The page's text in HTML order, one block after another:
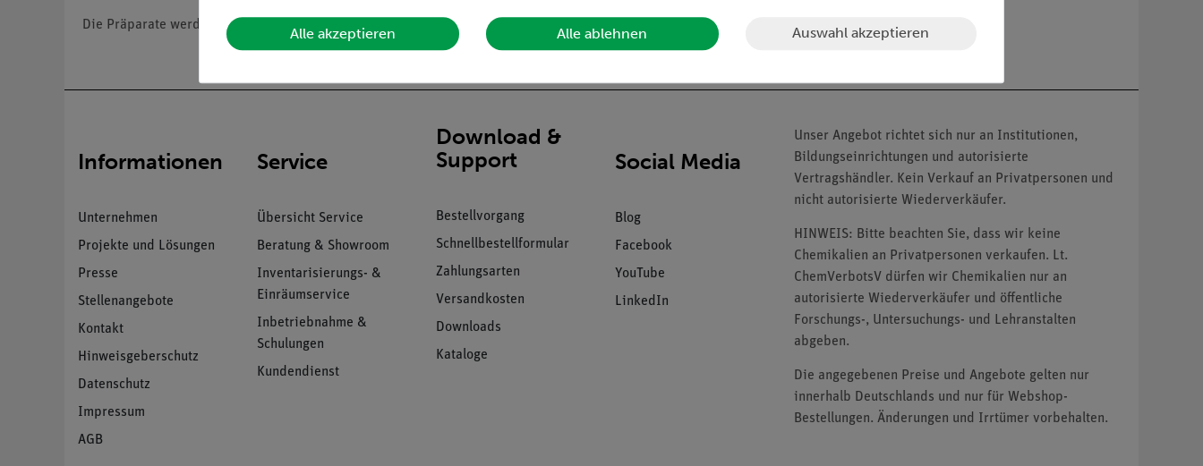
Die Präparate werden in einem Präparatekasten geliefert.
Informationen
Unternehmen
Projekte und Lösungen
Presse
Stellenangebote
Kontakt
Hinweisgeberschutz
Datenschutz
Impressum
AGB
Service
Übersicht Service
Beratung & Showroom
Inventarisierungs- &
Einräumservice
Inbetriebnahme &
Schulungen
Kundendienst
Download &
Support
Bestellvorgang
Schnellbestellformular
Zahlungsarten
Versandkosten
Downloads
Kataloge
Social Media
Blog
Facebook
YouTube
LinkedIn
Unser Angebot richtet sich nur an Institutionen,
Bildungseinrichtungen und autorisierte
Vertragshändler. Kein Verkauf an Privatpersonen und
nicht autorisierte Wiederverkäufer.
HINWEIS: Bitte beachten Sie, dass wir keine
Chemikalien an Privatpersonen verkaufen. Lt.
ChemVerbotsV dürfen wir Chemikalien nur an
autorisierte Wiederverkäufer und öffentliche
Forschungs-, Untersuchungs- und Lehranstalten
abgeben.
Die angegebenen Preise und Angebote gelten nur
innerhalb Deutschlands und nur für Webshop-
Bestellungen. Änderungen und Irrtümer vorbehalten.
Alle akzeptieren Alle ablehnen Auswahl akzeptieren